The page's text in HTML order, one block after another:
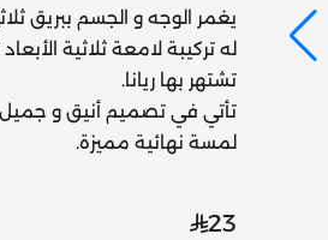
يغمر الوجه و الجسم ببريق
له تركيبة لامعة ثلاثية
تشتهر بها ريانا.
تأتي في تصميم أنيق و جميل
لمسة نهائية مميزة.
23